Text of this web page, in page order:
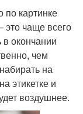
картинке
чаще всего
окончании
чем
на
этикетке и
воздушнее.